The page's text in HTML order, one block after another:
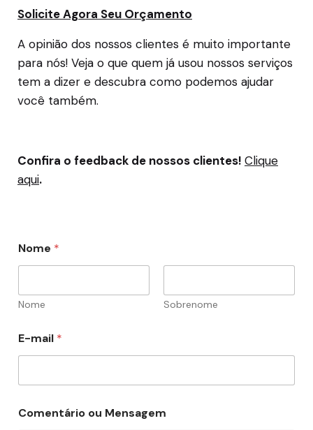
Solicite Agora Seu Orçamento
A opinião dos nossos clientes é muito importante
para nós! Veja o que quem já usou nossos serviços
tem a dizer e descubra como podemos ajudar
você também.
Confira o feedback de nossos clientes! Clique
aqui.
e
n
a
g
*
*
Nome *
Nome Sobrenome
E-mail *
Comentário ou Mensagem